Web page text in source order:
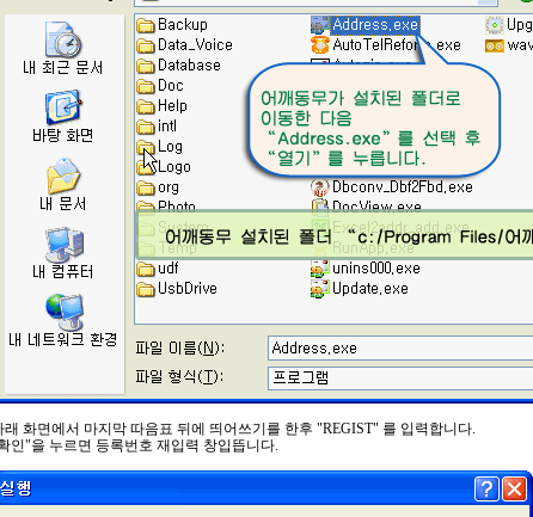
래 화면에서 마지막 따음표 뒤에 띄어쓰기를 한후 "REGIST" 를 입력합니다.
인"을 누르면 등록번호 재입력 창입뜹니다.